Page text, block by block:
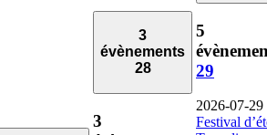
3
évènements
28
3
5
29
2026-07-29
Festival